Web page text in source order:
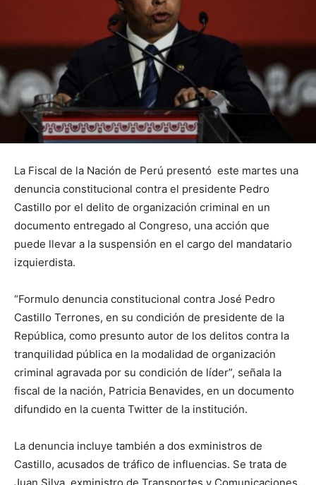
La Fiscal de la Nación de Perú presentó este martes una
denuncia constitucional contra el presidente Pedro
Castillo por el delito de organización criminal en un
documento entregado al Congreso, una acción que
puede llevar a la suspensión en el cargo del mandatario
izquierdista.
“Formulo denuncia constitucional contra José Pedro
Castillo Terrones, en su condición de presidente de la
República, como presunto autor de los delitos contra la
tranquilidad pública en la modalidad de organización
criminal agravada por su condición de líder”, señala la
fiscal de la nación, Patricia Benavides, en un documento
difundido en la cuenta Twitter de la institución.
La denuncia incluye también a dos exministros de
Castillo, acusados de tráfico de influencias. Se trata de